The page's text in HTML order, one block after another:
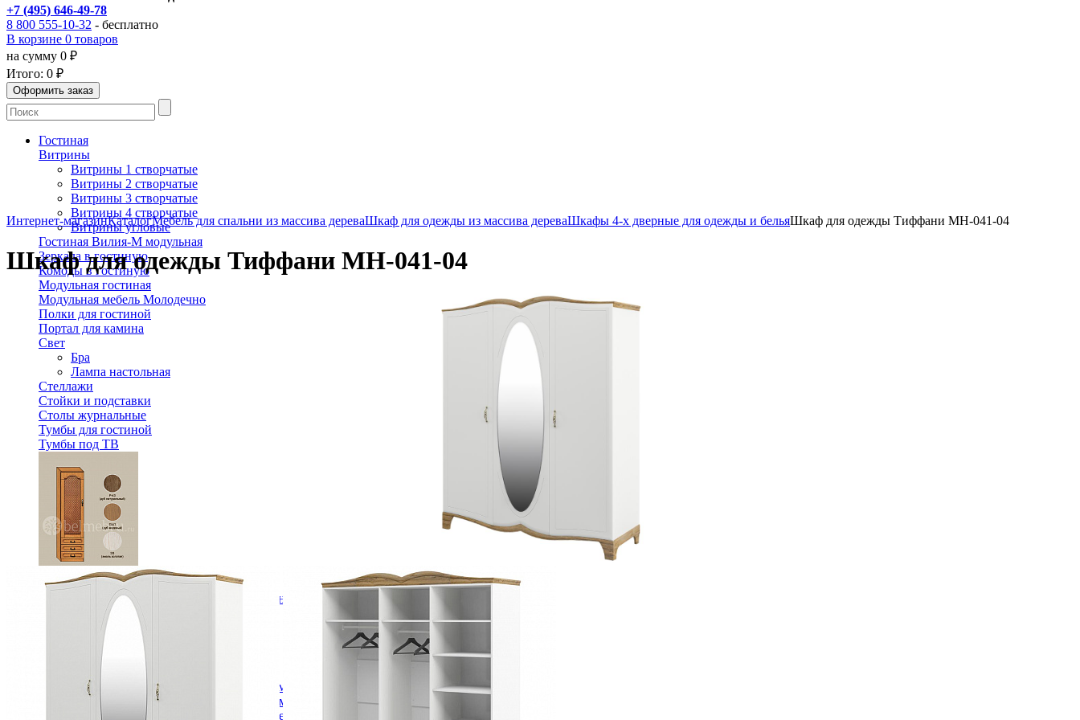
+7 (495) 646-49-78
8 800 555-10-32 - бесплатно
В корзине 0 товаров
на сумму 0 ₽
Итого: 0 ₽
Гостиная
Витрины
Витрины 1 створчатые
Витрины 2 створчатые
Витрины 3 створчатые
Витрины 4 створчатые
Витрины угловые
Гостиная Вилия-М модульная
Зеркала в гостиную
Комоды в гостиную
Модульная гостиная
Модульная мебель Молодечно
Полки для гостиной
Портал для камина
Свет
Бра
Лампа настольная
Стеллажи
Стойки и подставки
Столы журнальные
Тумбы для гостиной
Тумбы под ТВ
Модульная гостиная Вилия-М Шкаф комбинированный №1 ГР-01
Деревянные кровати с подъемным механизмом
Кровати односпальные с подъемным механизмом
Кровати двуспальные с подъемным механизмом
Интернет-магазинКаталогМебель для спальни из массива дереваШкаф для одежды из массива дереваШкафы 4-х дверные для одежды и бельяШкаф для одежды Тиффани МН-041-04
Шкаф для одежды Тиффани МН-041-04